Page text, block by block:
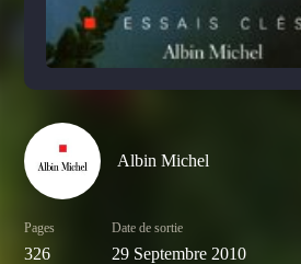
Albin Michel
Pages
326
Date de sortie
29 Septembre 2010